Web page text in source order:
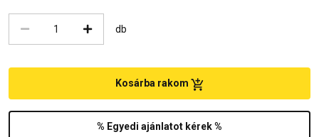
db
% Egyedi ajánlatot kérek %
Kosárba rakom